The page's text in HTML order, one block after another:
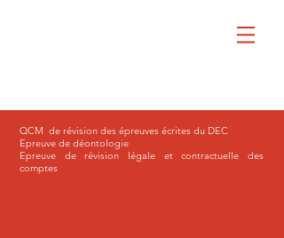
QCM de révision des épreuves écrites du DEC
Epreuve de déontologie
Epreuve de révision légale et contractuelle des
comptes